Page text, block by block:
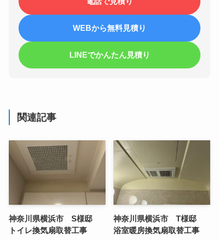
WEBから無料見積り
LINEでかんたん見積り
関連記事
神奈川県横浜市 S様邸
トイレ換気扇取替工事
神奈川県横浜市 T様邸
浴室暖房換気扇取替工事